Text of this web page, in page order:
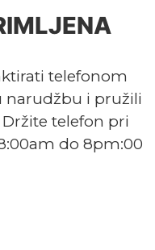
telefonom
narudžbu i pružili
telefon pri
do 8pm:00